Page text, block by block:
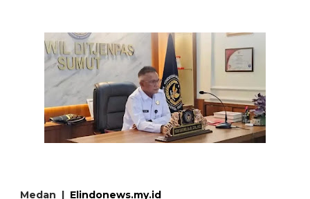
Medan | Elindonews.my.id